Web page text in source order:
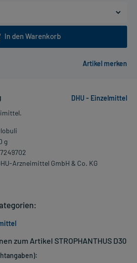
In den Warenkorb
DHU - Einzelmittel
g
Arzneimittel GmbH & Co. KG
zum Artikel STROPHANTHUS D30